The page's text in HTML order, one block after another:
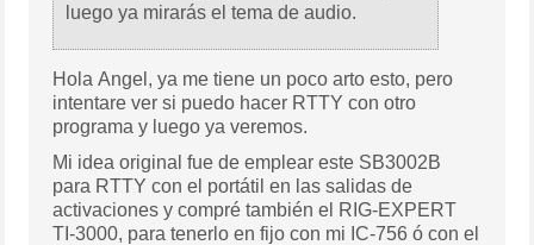
luego ya mirarás el tema de audio.
Hola Angel, ya me tiene un poco arto esto, pero
intentare ver si puedo hacer RTTY con otro
programa y luego ya veremos.
Mi idea original fue de emplear este SB3002B
para RTTY con el portátil en las salidas de
activaciones y compré también el RIG-EXPERT
TI-3000, para tenerlo en fijo con mi IC-756 ó con el